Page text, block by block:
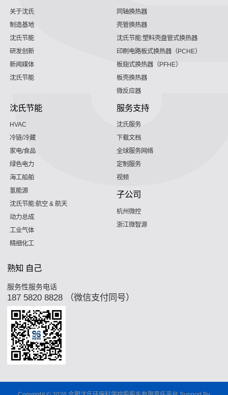
关于沈氏
制造基地
沈氏节能
研发创新
新闻媒体
沈氏节能
同轴换热器
壳管换热器
沈氏节能:塑料壳盘管式换热器
印刷电路板式换热器（PCHE）
板翅式换热器（PFHE）
板壳换热器
微反应器
沈氏节能
HVAC
冷链/冷藏
家电/食品
绿色电力
海工船舶
氢能源
沈氏节能:航空 & 航天
动力总成
工业气体
精细化工
服务支持
沈氏服务
下载文档
全球服务网络
定制服务
视频
子公司
杭州微控
浙江微智源
熟知 自己
服务性服务电话
187 5820 8828 （微信支付同号）